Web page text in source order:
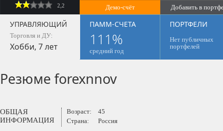
2,2 Демо-счёт
Добавить в
0
УПРАВЛЯЮЩИЙ
Торговля и ДУ:
Хобби, 7 лет
ПАММ-СЧЕТА
111%
средний год
ПОРТФЕЛИ
Нет публичных
портфелей
Резюме forexnnov
ОБЩАЯ
ИНФОРМАЦИЯ
Возраст:
45
Страна:
Россия